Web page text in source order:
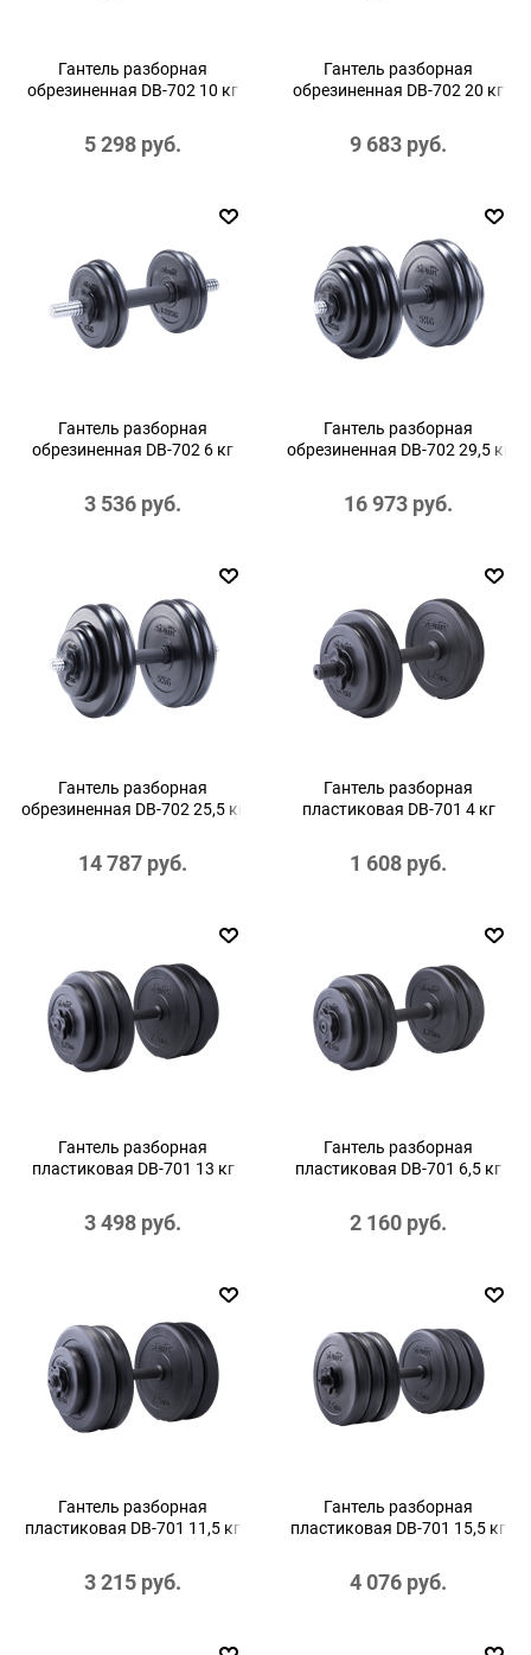
Гантель разборная
обрезиненная DB-702 10 кг
5 298 руб.
Гантель разборная
обрезиненная DB-702 20 кг
9 683 руб.
Гантель разборная
обрезиненная DB-702 6 кг
3 536 руб.
Гантель разборная
обрезиненная DB-702 29,5 кг
16 973 руб.
Гантель разборная
обрезиненная DB-702 25,5 кг
14 787 руб.
Гантель разборная
пластиковая DB-701 4 кг
1 608 руб.
Гантель разборная
пластиковая DB-701 13 кг
3 498 руб.
Гантель разборная
пластиковая DB-701 6,5 кг
2 160 руб.
Гантель разборная
пластиковая DB-701 11,5 кг
3 215 руб.
Гантель разборная
пластиковая DB-701 15,5 кг
4 076 руб.